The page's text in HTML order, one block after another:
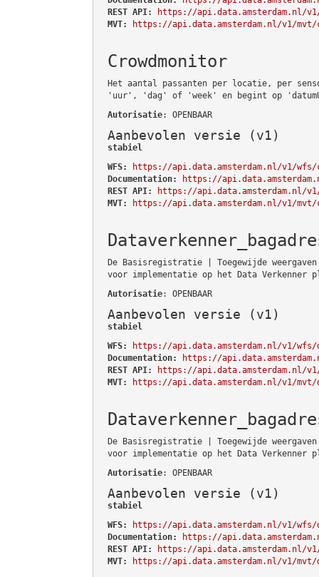
REST API:
https://api.data.amsterdam.nl/v1/
MVT:
https://api.data.amsterdam.nl/v1/mvt/
Crowdmonitor
Het aantal passanten per locatie, per
'uur', 'dag' of 'week' en begint op
Autorisatie: OPENBAAR
Aanbevolen versie (v1)
stabiel
WFS:
https://api.data.amsterdam.nl/v1/wfs/
Documentation:
https://
REST API:
https://api.data.amsterdam.nl/
MVT:
https://api.data.amsterdam.nl/v1/mvt/
De Basisregistratie | Toegewijde
voor implementatie op het Data Verkenner
Autorisatie: OPENBAAR
Aanbevolen versie (v1)
stabiel
WFS:
https://api.data.amsterdam.nl/v1/wfs/
Documentation:
https://
REST API:
https://api.data.amsterdam.nl/
MVT:
https://api.data.amsterdam.nl/v1/mvt/
De Basisregistratie | Toegewijde
voor implementatie op het Data Verkenner
Autorisatie: OPENBAAR
Aanbevolen versie (v1)
stabiel
WFS:
https://api.data.amsterdam.nl/v1/wfs/
Documentation:
https://
REST API:
https://api.data.amsterdam.nl/
MVT:
https://api.data.amsterdam.nl/v1/mvt/